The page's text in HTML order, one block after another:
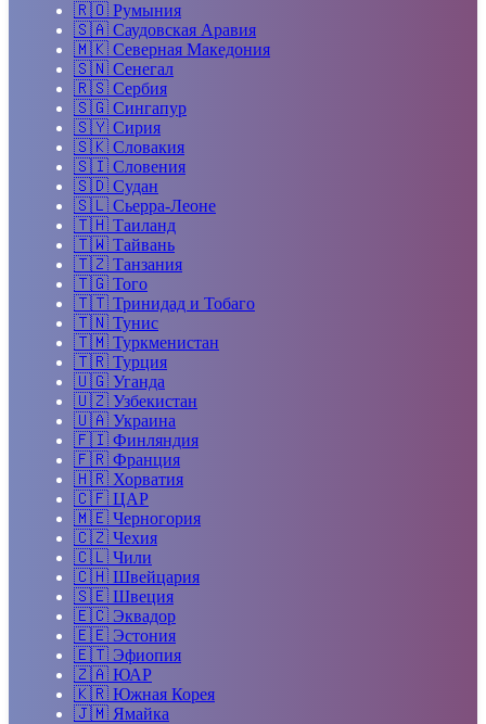
🇷🇴 Румыния
🇸🇦 Саудовская Аравия
🇲🇰 Северная Македония
🇸🇳 Сенегал
🇷🇸 Сербия
🇸🇬 Сингапур
🇸🇾 Сирия
🇸🇰 Словакия
🇸🇮 Словения
🇸🇩 Судан
🇸🇱 Сьерра-Леоне
🇹🇭 Таиланд
🇹🇼 Тайвань
🇹🇿 Танзания
🇹🇬 Того
🇹🇹 Тринидад и Тобаго
🇹🇳 Тунис
🇹🇲 Туркменистан
🇹🇷 Турция
🇺🇬 Уганда
🇺🇿 Узбекистан
🇺🇦 Украина
🇫🇮 Финляндия
🇫🇷 Франция
🇭🇷 Хорватия
🇨🇫 ЦАР
🇲🇪 Черногория
🇨🇿 Чехия
🇨🇱 Чили
🇨🇭 Швейцария
🇸🇪 Швеция
🇪🇨 Эквадор
🇪🇪 Эстония
🇪🇹 Эфиопия
🇿🇦 ЮАР
🇰🇷 Южная Корея
🇯🇲 Ямайка